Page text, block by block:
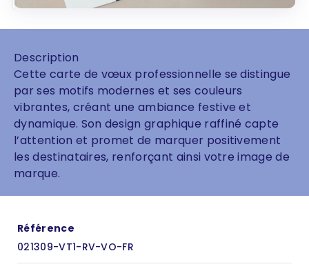
Description
Cette carte de vœux professionnelle se distingue
par ses motifs modernes et ses couleurs
vibrantes, créant une ambiance festive et
dynamique. Son design graphique raffiné capte
l’attention et promet de marquer positivement
les destinataires, renforçant ainsi votre image de
marque.
Référence
021309-VT1-RV-VO-FR